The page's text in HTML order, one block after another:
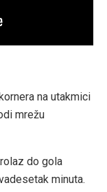
na utakmici
mrežu
do gola
minuta.